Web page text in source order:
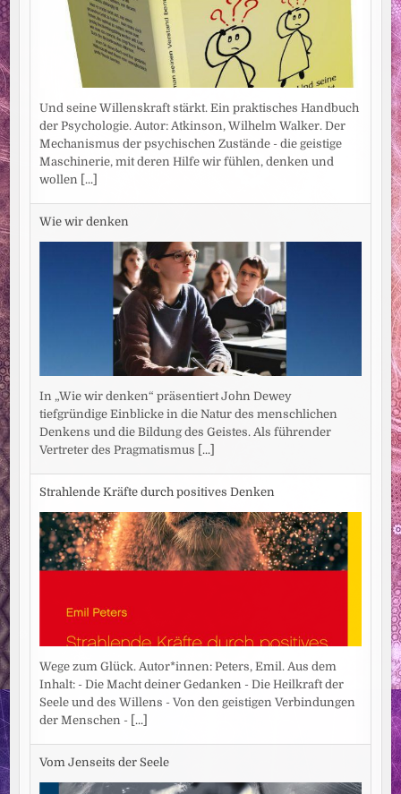
Und seine Willenskraft stärkt. Ein praktisches Handbuch
der Psychologie. Autor: Atkinson, Wilhelm Walker. Der
Mechanismus der psychischen Zustände - die geistige
Maschinerie, mit deren Hilfe wir fühlen, denken und
wollen
[...]
Wie wir denken
In „Wie wir denken“ präsentiert John Dewey
tiefgründige Einblicke in die Natur des menschlichen
Denkens und die Bildung des Geistes. Als führender
Vertreter des Pragmatismus
[...]
Strahlende Kräfte durch positives Denken
Wege zum Glück. Autor*innen: Peters, Emil. Aus dem
Inhalt: - Die Macht deiner Gedanken - Die Heilkraft der
Seele und des Willens - Von den geistigen Verbindungen
der Menschen -
[...]
Vom Jenseits der Seele